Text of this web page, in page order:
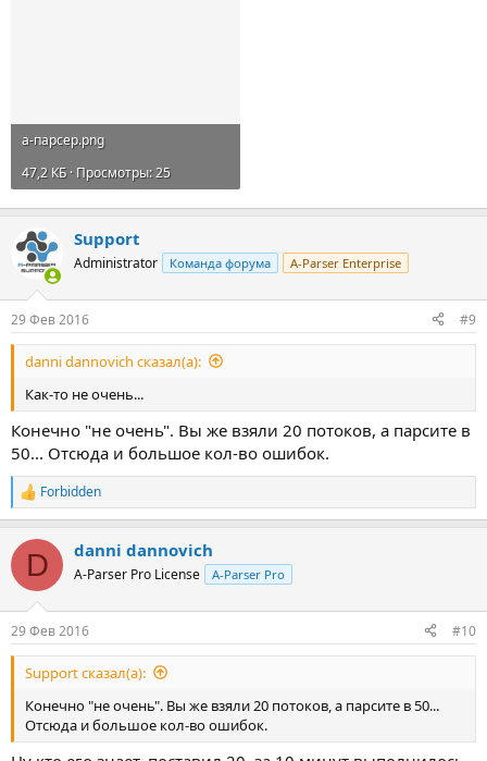
а-парсер.png
47,2 КБ · Просмотры: 25
Support
Administrator Команда форума A-Parser Enterprise
29 Фев 2016 #9
danni dannovich сказал(а):
Как-то не очень...
Конечно "не очень". Вы же взяли 20 потоков, а парсите в
50... Отсюда и большое кол-во ошибок.
Р
е
к
и
Forbidden
D danni dannovich
A-Parser Pro License A-Parser Pro
29 Фев 2016 #10
Support сказал(а):
Конечно "не очень". Вы же взяли 20 потоков, а парсите в 50...
Отсюда и большое кол-во ошибок.